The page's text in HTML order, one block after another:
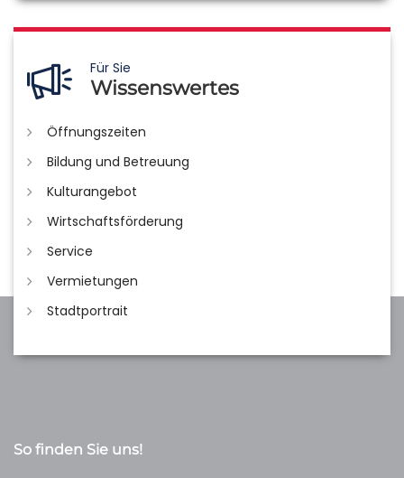
Für Sie
Wissenswertes
Öffnungszeiten
Bildung und Betreuung
Kulturangebot
Wirtschaftsförderung
Service
Vermietungen
Stadtportrait
So finden Sie uns!